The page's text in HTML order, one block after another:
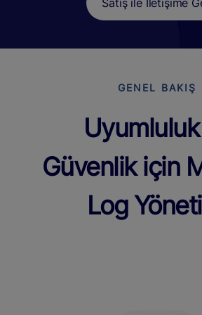
Satış ile İletişime
GENEL BAKIŞ
Güvenlik için
Log